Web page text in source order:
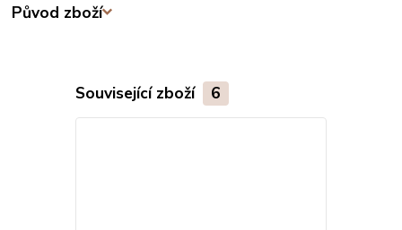
Původ zboží
Související zboží 6